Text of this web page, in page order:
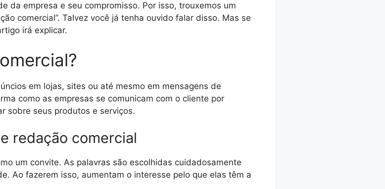
da empresa e seu compromisso. Por isso, trouxemos um
comercial”. Talvez você já tenha ouvido falar disso. Mas se
irá explicar.
em lojas, sites ou até mesmo em mensagens de
como as empresas se comunicam com o cliente por
sobre seus produtos e serviços.
redação comercial
um convite. As palavras são escolhidas cuidadosamente
Ao fazerem isso, aumentam o interesse pelo que elas têm a